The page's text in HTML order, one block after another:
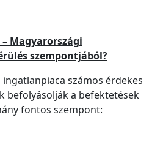
Magyarországi
szempontjából?
számos érdekes
befolyásolják a befektetések
fontos szempont: